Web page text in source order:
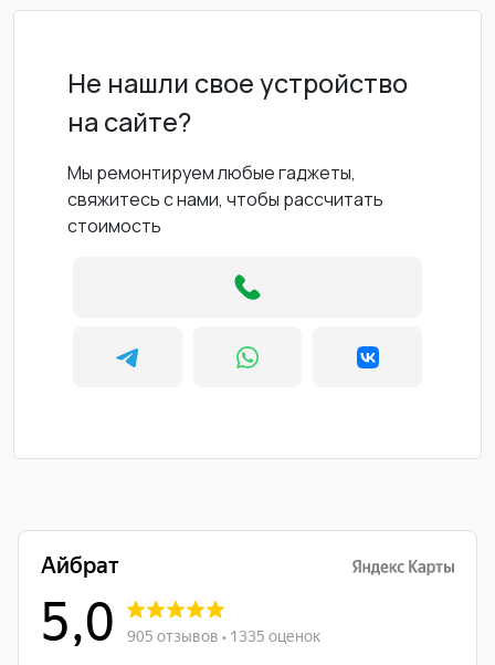
Не нашли свое устройство
на сайте?
Мы ремонтируем любые гаджеты,
свяжитесь с нами, чтобы рассчитать
стоимость